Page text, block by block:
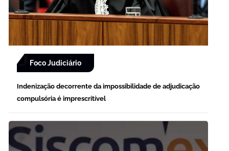
Foco Judiciário
Indenização decorrente da impossibilidade de adjudicação
compulsória é imprescritível